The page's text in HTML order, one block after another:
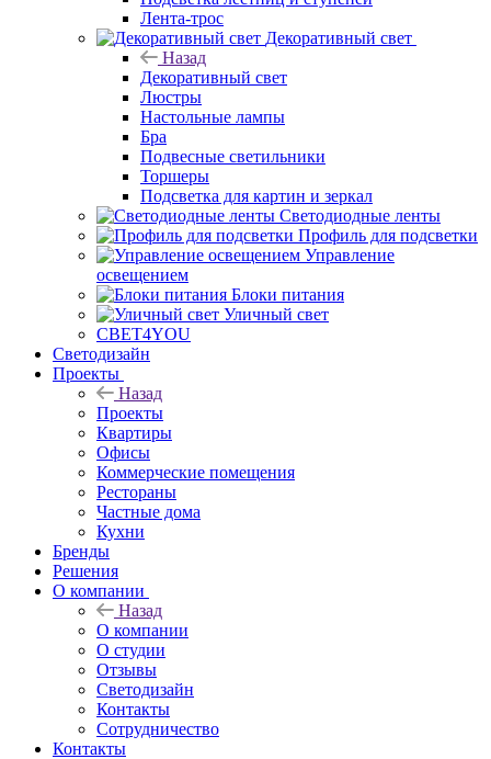
Лента-трос
Декоративный свет
Назад
Декоративный свет
Люстры
Настольные лампы
Бра
Подвесные светильники
Торшеры
Подсветка для картин и зеркал
Светодиодные ленты
Профиль для подсветки
Управление
освещением
Блоки питания
Уличный свет
СВЕТ4YOU
Светодизайн
Проекты
Назад
Проекты
Квартиры
Офисы
Коммерческие помещения
Рестораны
Частные дома
Кухни
Бренды
Решения
О компании
Назад
О компании
О студии
Отзывы
Светодизайн
Контакты
Сотрудничество
Контакты